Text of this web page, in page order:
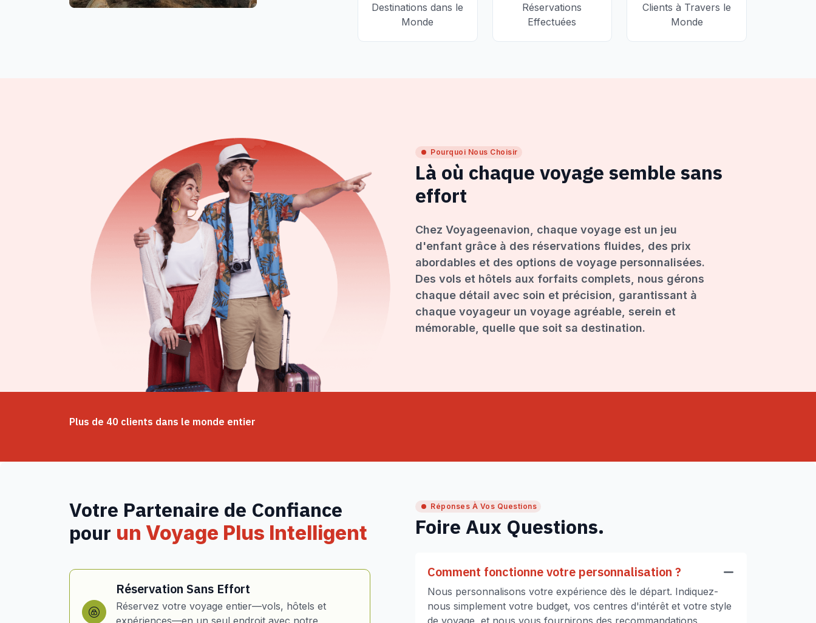
Destinations dans le
Monde
Réservations
Effectuées
Clients à Travers le
Monde
Pourquoi Nous Choisir
Là où chaque voyage semble sans
effort
Chez Voyageenavion, chaque voyage est un jeu
d'enfant grâce à des réservations fluides, des prix
abordables et des options de voyage personnalisées.
Des vols et hôtels aux forfaits complets, nous gérons
chaque détail avec soin et précision, garantissant à
chaque voyageur un voyage agréable, serein et
mémorable, quelle que soit sa destination.
Plus de 40 clients dans le monde entier
Votre Partenaire de Confiance
pour un Voyage Plus Intelligent
Réservation Sans Effort
Réservez votre voyage entier—vols, hôtels et
expériences—en un seul endroit avec notre
Réponses À Vos Questions
Foire Aux Questions.
Comment fonctionne votre personnalisation ?
Nous personnalisons votre expérience dès le départ. Indiquez-
nous simplement votre budget, vos centres d'intérêt et votre style
de voyage, et nous vous fournirons des recommandations